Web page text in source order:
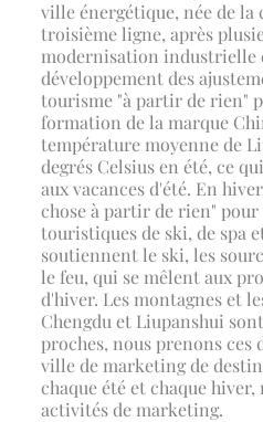
ville énergétique, née de
troisième ligne, après
modernisation industrielle
développement des
tourisme "à partir de rien"
formation de la marque
température moyenne de
degrés Celsius en été, ce
aux vacances d'été. En
chose à partir de rien"
touristiques de ski, de spa
soutiennent le ski, les
le feu, qui se mêlent aux
d'hiver. Les montagnes et
Chengdu et Liupanshui
proches, nous prenons ces
ville de marketing de
chaque été et chaque
activités de marketing.